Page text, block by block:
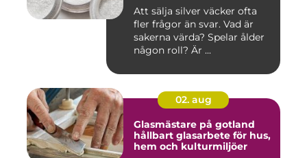
Att sälja silver väcker ofta
fler frågor än svar. Vad är
sakerna värda? Spelar ålder
någon roll? Är ...
02. aug
Glasmästare på gotland
hållbart glasarbete för hus,
hem och kulturmiljöer